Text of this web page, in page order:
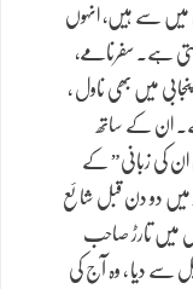
میں سے ہیں، انہوں
ہے۔ سفرنامے،
میں بھی ناول ،
ان کے ساتھ
کی زبانی” کے
میں دو دن قبل شائع
میں تارڑ صاحب
سے دیا ، وہ آج کی